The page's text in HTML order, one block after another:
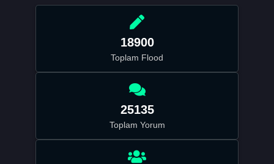
18900
Toplam Flood
25135
Toplam Yorum